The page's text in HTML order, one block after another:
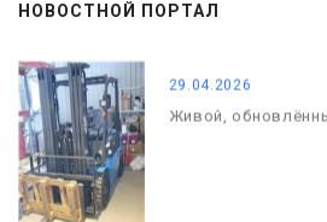
НОВОСТНОЙ ПОРТАЛС Днём Победы.
29.04.2026
Живой,